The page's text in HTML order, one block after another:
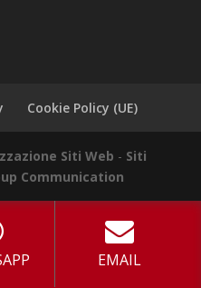
Cookie Policy (UE)
Siti Web - Siti
Communication
EMAIL